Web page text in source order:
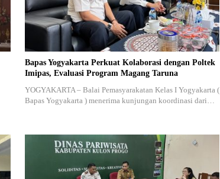
Bapas Yogyakarta Perkuat Kolaborasi dengan Poltek
Imipas, Evaluasi Program Magang Taruna
YOGYAKARTA – Balai Pemasyarakatan Kelas I Yogyakarta (
Bapas Yogyakarta ) menerima kunjungan koordinasi dari…